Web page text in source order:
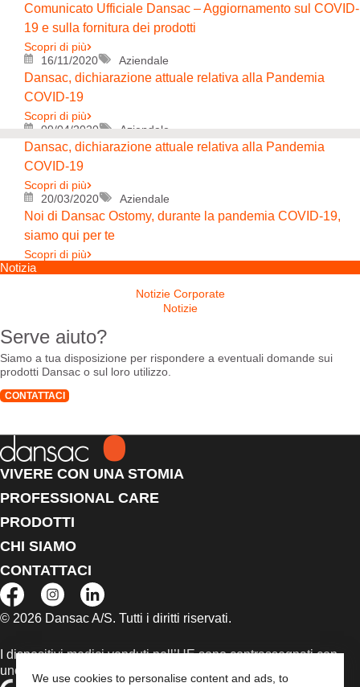
We use cookies to personalise content and ads, to
Comunicato Ufficiale Dansac – Aggiornamento sul COVID-
19 e sulla fornitura dei prodotti
Scopri di più
16/11/2020
Aziendale
Dansac, dichiarazione attuale relativa alla Pandemia
COVID-19
Scopri di più
09/04/2020
Aziendale
Dansac, dichiarazione attuale relativa alla Pandemia
COVID-19
Scopri di più
20/03/2020
Aziendale
Noi di Dansac Ostomy, durante la pandemia COVID-19,
siamo qui per te
Scopri di più
Notizia
Notizie Corporate
Notizie
Serve aiuto?
Siamo a tua disposizione per rispondere a eventuali domande sui
prodotti Dansac o sul loro utilizzo.
CONTATTACI
VIVERE CON UNA STOMIA
PROFESSIONAL CARE
PRODOTTI
CHI SIAMO
CONTATTACI
© 2026 Dansac A/S. Tutti i diritti riservati.
I dispositivi medici venduti nell’UE sono contrassegnati con
uno dei seguenti simboli, a seconda dei casi